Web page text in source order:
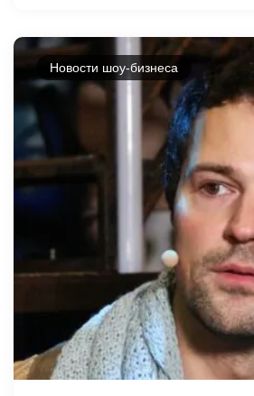
Новости шоу-бизнеса